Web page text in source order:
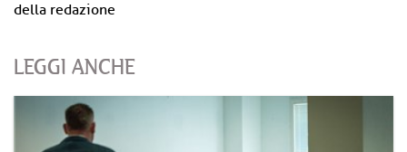
della redazione
LEGGI ANCHE